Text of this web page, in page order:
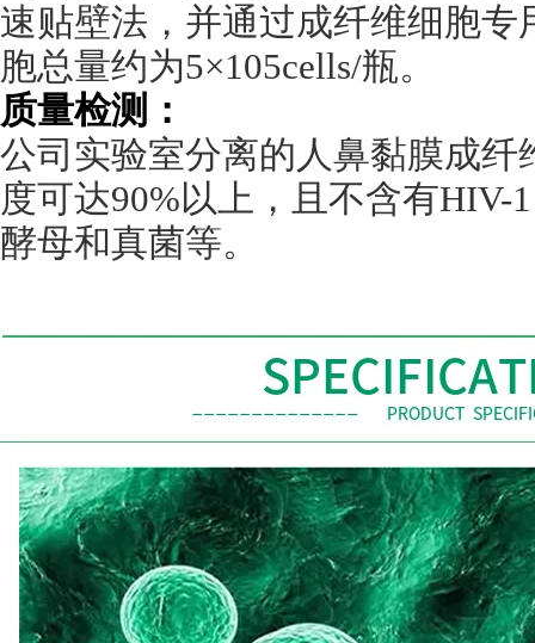
速贴壁法，并通过成纤维细胞
胞总量约为5×105cells/瓶。
质量检测：
公司实验室分离的人鼻黏膜成纤
度可达90%以上，且不含有HIV-1
酵母和真菌等。